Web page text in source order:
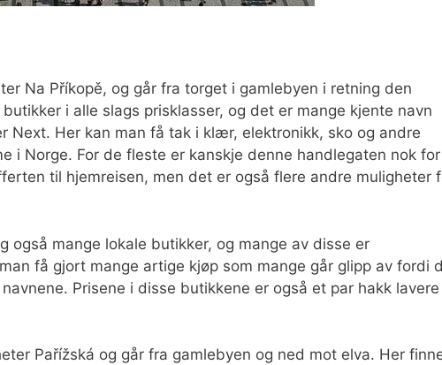
Na Příkopě, og går fra torget i gamlebyen i retning den
i alle slags prisklasser, og det er mange kjente navn
Next. Her kan man få tak i klær, elektronikk, sko og andre
i Norge. For de fleste er kanskje denne handlegaten nok
til hjemreisen, men det er også flere andre muligheter
også mange lokale butikker, og mange av disse er
få gjort mange artige kjøp som mange går glipp av fordi
Prisene i disse butikkene er også et par hakk lavere
Pařížská og går fra gamlebyen og ned mot elva. Her